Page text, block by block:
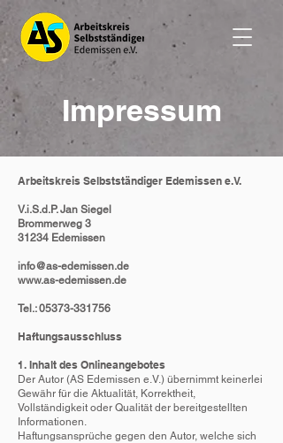
Impressum
Arbeitskreis Selbstständiger Edemissen e.V.
V.i.S.d.P. Jan Siegel
Brommerweg 3
31234 Edemissen
info@as-edemissen.de
www.as-edemissen.de
Tel.: 05373-331756
Haftungsausschluss
1. Inhalt des Onlineangebotes
Der Autor (AS Edemissen e.V.) übernimmt keinerlei
Gewähr für die Aktualität, Korrektheit,
Vollständigkeit oder Qualität der bereitgestellten
Informationen.
Haftungsansprüche gegen den Autor, welche sich